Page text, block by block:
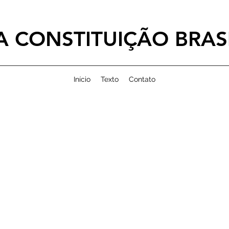
CONSTITUIÇÃO
Início Texto Contato